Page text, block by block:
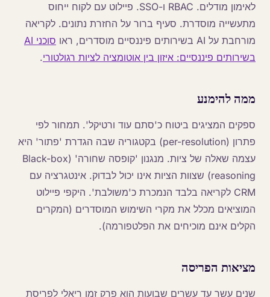
לאימון מודלים. RBAC ו-SSO. פיילוט עם לקוח ייחוס
מתעשייה מוסדרת. סעיף ברור על החזרת נתונים. לקריאה
מורחבת על AI בשירותים פיננסיים מוסדרים, ראו
סוכני AI
בשירותים פיננסיים: איזון בין אוטומציה לציות רגולטורי.
ממה להימנע
ספקים המציגים ביטוח כ'סתם עוד ורטיקל'. תמחור לפי
פתרון (per-resolution) בקטגוריה שבה הגדרת 'פתור' היא
עצמה שאלה של ציות. מנגנון 'קופסה שחורה' (Black-box
reasoning) שצוות הציות אינו יכול לבדוק. אינטגרציה עם
CRM לקריאה בלבד הנמכרת כ'משולבת'. היקפי פיילוט
המוציאים מכלל את מקרי השימוש המוסדרים (המקרים
הקלים אינם מוכיחים את הפלטפורמה).
מציאות הפריסה
שנים עשר עד עשרים שבועות הוא פרק זמן ריאלי לפריסת